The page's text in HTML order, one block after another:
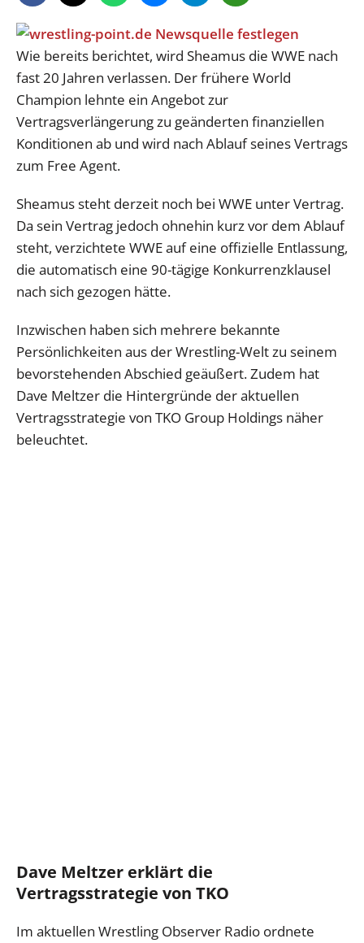
Wie bereits berichtet, wird Sheamus die WWE nach
fast 20 Jahren verlassen. Der frühere World
Champion lehnte ein Angebot zur
Vertragsverlängerung zu geänderten finanziellen
Konditionen ab und wird nach Ablauf seines Vertrags
zum Free Agent.
Sheamus steht derzeit noch bei WWE unter Vertrag.
Da sein Vertrag jedoch ohnehin kurz vor dem Ablauf
steht, verzichtete WWE auf eine offizielle Entlassung,
die automatisch eine 90-tägige Konkurrenzklausel
nach sich gezogen hätte.
Inzwischen haben sich mehrere bekannte
Persönlichkeiten aus der Wrestling-Welt zu seinem
bevorstehenden Abschied geäußert. Zudem hat
Dave Meltzer die Hintergründe der aktuellen
Vertragsstrategie von TKO Group Holdings näher
beleuchtet.
Dave Meltzer erklärt die
Vertragsstrategie von TKO
Im aktuellen Wrestling Observer Radio ordnete